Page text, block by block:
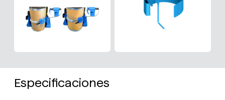
Especificaciones